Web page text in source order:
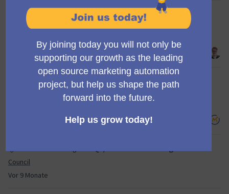
Vor 9 Monate
Neuer Vorschlag:
Regional pricing using Big Mac Index for
ELTS and corporate membership
Neuer Beitrag:[Position filled] Paid position (22 week
contract) Project Manager for Mautic Ca…
Vor 9 Monate
Council